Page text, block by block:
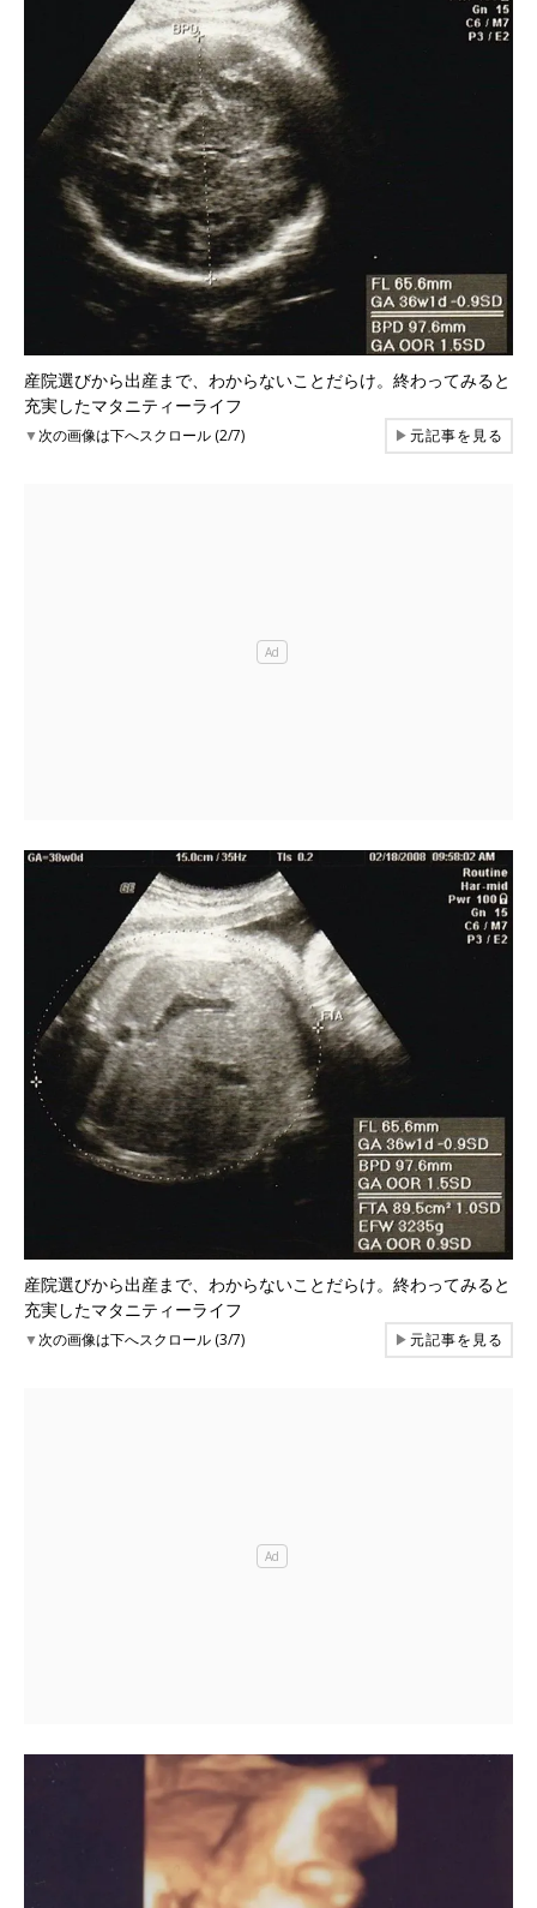
産院選びから出産まで、わからないことだらけ。終わってみると
充実したマタニティーライフ
▼次の画像は下へスクロール (2/7) ▶元記事を見る
産院選びから出産まで、わからないことだらけ。終わってみると
充実したマタニティーライフ
▼次の画像は下へスクロール (3/7) ▶元記事を見る